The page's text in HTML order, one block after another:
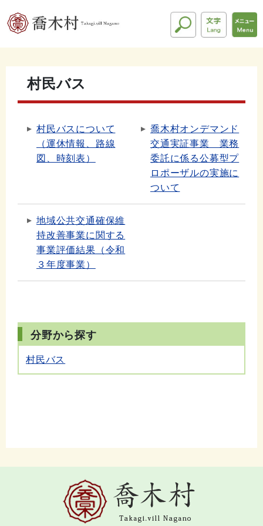
村民バス
村民バスについて
（運休情報、路線
図、時刻表）
喬木村オンデマンド
交通実証事業 業務
委託に係る公募型プ
ロポーザルの実施に
ついて
地域公共交通確保維
持改善事業に関する
事業評価結果（令和
３年度事業）
分野から探す
村民バス